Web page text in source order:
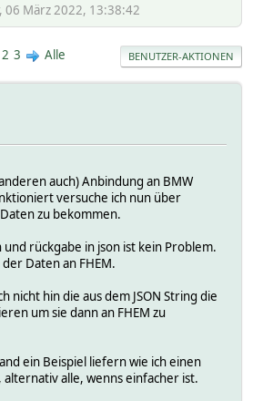
06 März 2022, 13:38:42
2 3 Alle BENUTZER-AKTIONEN
auch) Anbindung an BMW
versuche ich nun über
zu bekommen.
rückgabe in json ist kein Problem.
Daten an FHEM.
nicht hin die aus dem JSON String die
um sie dann an FHEM zu
ein Beispiel liefern wie ich einen
alle, wenns einfacher ist.